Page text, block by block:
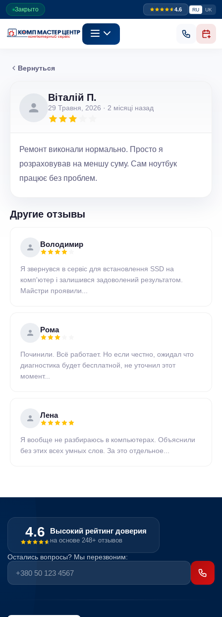
Закрыто 4.6 RU UK
Вернуться
Віталій П.
29 Травня, 2026 · 2 місяці назад
Ремонт виконали нормально. Просто я
розраховував на меншу суму. Сам ноутбук
працює без проблем.
Другие отзывы
Володимир
Я звернувся в сервіс для встановлення SSD на
комп'ютер і залишився задоволений результатом.
Майстри проявили...
Рома
Починили. Всё работает. Но если честно, ожидал что
диагностика будет бесплатной, не уточнил этот
момент...
Лена
Я вообще не разбираюсь в компьютерах. Объяснили
без этих всех умных слов. За это отдельное...
4.6 Высокий рейтинг доверия
на основе 248+ отзывов
Остались вопросы? Мы перезвоним: